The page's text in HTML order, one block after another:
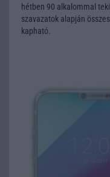
hétben 90 alkalommal
szavazatok alapján
kapható.